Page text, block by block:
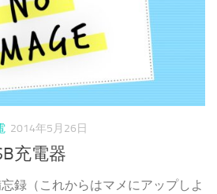
2014年5月26日
充電器
録（これからはマメにアップしよ